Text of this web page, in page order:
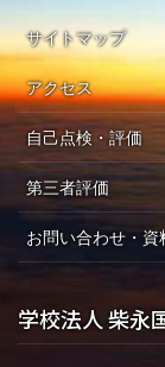
サイトマップ
アクセス
自己点検・評価
第三者評価
お問い合わせ・資
学校法人 柴永